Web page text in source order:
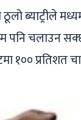
ब्याट्रीले
पनि चलाउन
१०० प्रतिशत